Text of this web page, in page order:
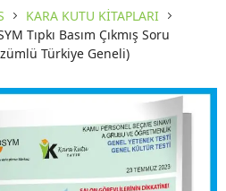
KARA KUTU KİTAPLARI
Tıpkı Basım Çıkmış Soru
Türkiye Geneli)